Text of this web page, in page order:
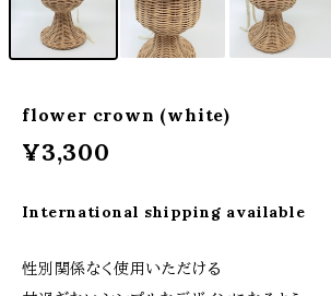
flower crown (white)
¥3,300
International shipping available
性別関係なく使用いただける